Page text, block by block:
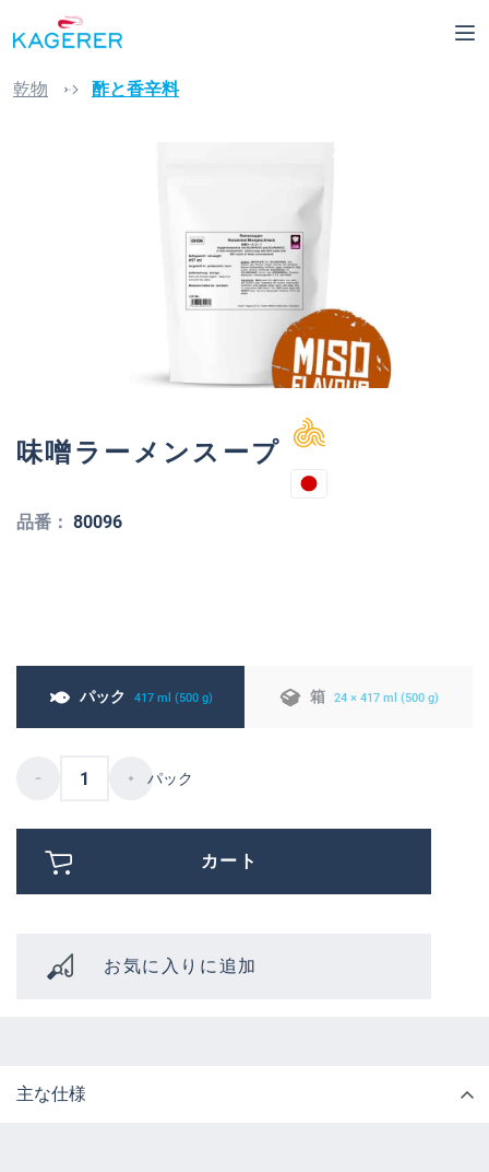
Skip to main content
乾物 酢と香辛料
味噌ラーメンスープ
品番： 80096
パック 417 ml (500 g) 箱 24 × 417 ml (500 g)
パック
カート
お気に入りに追加
主な仕様